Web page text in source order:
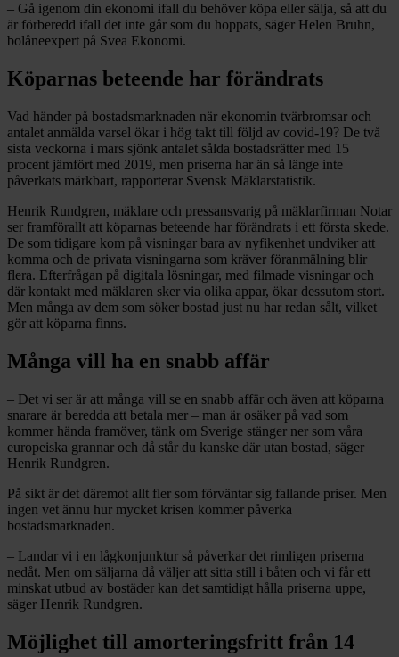
– Gå igenom din ekonomi ifall du behöver köpa eller sälja, så att du
är förberedd ifall det inte går som du hoppats, säger Helen Bruhn,
bolåneexpert på Svea Ekonomi.
Köparnas beteende har förändrats
Vad händer på bostadsmarknaden när ekonomin tvärbromsar och
antalet anmälda varsel ökar i hög takt till följd av covid-19? De två
sista veckorna i mars sjönk antalet sålda bostadsrätter med 15
procent jämfört med 2019, men priserna har än så länge inte
påverkats märkbart, rapporterar Svensk Mäklarstatistik.
Henrik Rundgren, mäklare och pressansvarig på mäklarfirman Notar
ser framförallt att köparnas beteende har förändrats i ett första skede.
De som tidigare kom på visningar bara av nyfikenhet undviker att
komma och de privata visningarna som kräver föranmälning blir
flera. Efterfrågan på digitala lösningar, med filmade visningar och
där kontakt med mäklaren sker via olika appar, ökar dessutom stort.
Men många av dem som söker bostad just nu har redan sålt, vilket
gör att köparna finns.
Många vill ha en snabb affär
– Det vi ser är att många vill se en snabb affär och även att köparna
snarare är beredda att betala mer – man är osäker på vad som
kommer hända framöver, tänk om Sverige stänger ner som våra
europeiska grannar och då står du kanske där utan bostad, säger
Henrik Rundgren.
På sikt är det däremot allt fler som förväntar sig fallande priser. Men
ingen vet ännu hur mycket krisen kommer påverka
bostadsmarknaden.
– Landar vi i en lågkonjunktur så påverkar det rimligen priserna
nedåt. Men om säljarna då väljer att sitta still i båten och vi får ett
minskat utbud av bostäder kan det samtidigt hålla priserna uppe,
säger Henrik Rundgren.
Möjlighet till amorteringsfritt från 14